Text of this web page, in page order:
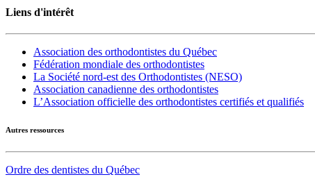
Liens d'intérêt
Association des orthodontistes du Québec
Fédération mondiale des orthodontistes
La Société nord-est des Orthodontistes (NESO)
Association canadienne des orthodontistes
L’Association officielle des orthodontistes certifiés et qualifiés
Autres ressources
Ordre des dentistes du Québec